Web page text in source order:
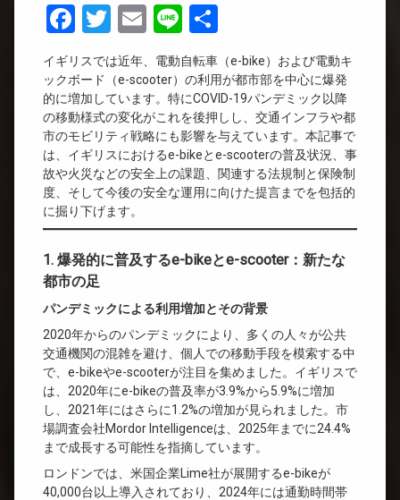
Facebook
Twitter
Email
Line
有
イギリスでは近年、電動自転車（e-bike）および電動キ
ックボード（e-scooter）の利用が都市部を中心に爆発
的に増加しています。特にCOVID-19パンデミック以降
の移動様式の変化がこれを後押しし、交通インフラや都
市のモビリティ戦略にも影響を与えています。本記事で
は、イギリスにおけるe-bikeとe-scooterの普及状況、事
故や火災などの安全上の課題、関連する法規制と保険制
度、そして今後の安全な運用に向けた提言までを包括的
に掘り下げます。
1. 爆発的に普及するe-bikeとe-scooter：新たな
都市の足
パンデミックによる利用増加とその背景
2020年からのパンデミックにより、多くの人々が公共
交通機関の混雑を避け、個人での移動手段を模索する中
で、e-bikeやe-scooterが注目を集めました。イギリスで
は、2020年にe-bikeの普及率が3.9%から5.9%に増加
し、2021年にはさらに1.2%の増加が見られました。市
場調査会社Mordor Intelligenceは、2025年までに24.4%
まで成長する可能性を指摘しています。
ロンドンでは、米国企業Lime社が展開するe-bikeが
40,000台以上導入されており、2024年には通勤時間帯